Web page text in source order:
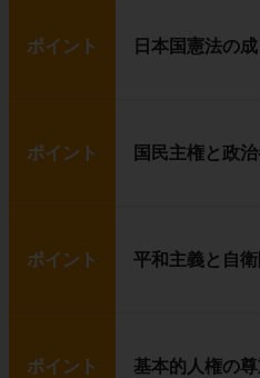
ポイント 日本国憲法の
ポイント 国民主権と政
ポイント 平和主義と自
ポイント 基本的人権の